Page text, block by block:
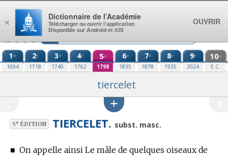
Aller au contenu
1re
1694
2e
1718
3e
1740
4e
1762
5e
1798
6e
1835
7e
1878
8e
1935
9e
2024
10e
E.C.
tiercelet
5eÉDITION TIERCELET. subst. masc.
■ On appelle ainsi Le mâle de quelques oiseaux de
×
Dictionnaire de l’Académie
Télécharger ou ouvrir l’application
Disponible sur Android et iOS
OUVRIR